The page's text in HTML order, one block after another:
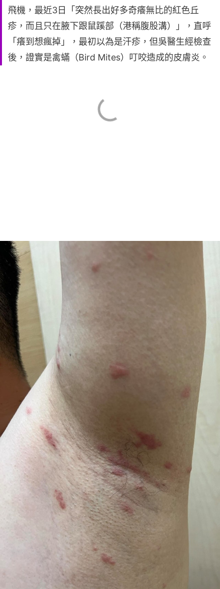
飛機，最近3日「突然長出好多奇癢無比的紅色丘
疹，而且只在腋下跟鼠蹊部（港稱腹股溝）」，直呼
「癢到想瘋掉」，最初以為是汗疹，但吳醫生經檢查
後，證實是禽蟎（Bird Mites）叮咬造成的皮膚炎。